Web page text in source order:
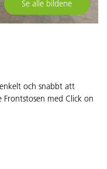
Se alle bildene
och snabbt att
med Click on